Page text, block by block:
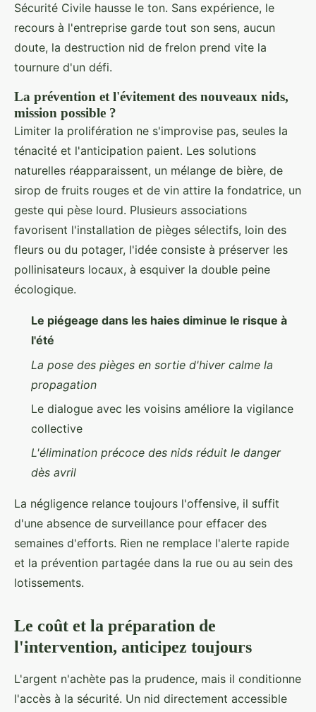
Sécurité Civile hausse le ton. Sans expérience, le
recours à l'entreprise garde tout son sens, aucun
doute, la destruction nid de frelon prend vite la
tournure d'un défi.
La prévention et l'évitement des nouveaux nids,
mission possible ?
Limiter la prolifération ne s'improvise pas, seules la
ténacité et l'anticipation paient. Les solutions
naturelles réapparaissent, un mélange de bière, de
sirop de fruits rouges et de vin attire la fondatrice, un
geste qui pèse lourd. Plusieurs associations
favorisent l'installation de pièges sélectifs, loin des
fleurs ou du potager, l'idée consiste à préserver les
pollinisateurs locaux, à esquiver la double peine
écologique.
Le piégeage dans les haies diminue le risque à
l'été
La pose des pièges en sortie d'hiver calme la
propagation
Le dialogue avec les voisins améliore la vigilance
collective
L'élimination précoce des nids réduit le danger
dès avril
La négligence relance toujours l'offensive, il suffit
d'une absence de surveillance pour effacer des
semaines d'efforts. Rien ne remplace l'alerte rapide
et la prévention partagée dans la rue ou au sein des
lotissements.
Le coût et la préparation de
l'intervention, anticipez toujours
L'argent n'achète pas la prudence, mais il conditionne
l'accès à la sécurité. Un nid directement accessible